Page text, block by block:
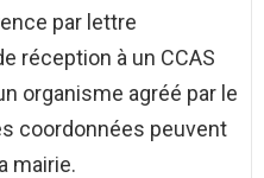
par lettre
réception à un CCAS
organisme agréé par le
coordonnées peuvent
mairie.